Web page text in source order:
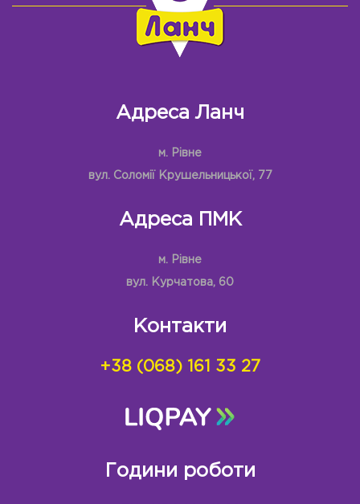
Адреса Ланч
м. Рівне
вул. Соломії Крушельницької, 77
Адреса ПМК
м. Рівне
вул. Курчатова, 60
Контакти
+38 (068) 161 33 27
Години роботи